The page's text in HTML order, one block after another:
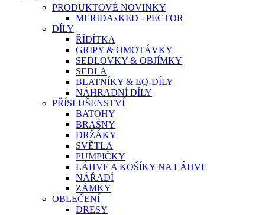
PRODUKTOVÉ NOVINKY
MERIDAxKED - PECTOR
DÍLY
ŘÍDÍTKA
GRIPY & OMOTÁVKY
SEDLOVKY & OBJÍMKY
SEDLA
BLATNÍKY & EQ-DÍLY
NÁHRADNÍ DÍLY
PŘÍSLUŠENSTVÍ
BATOHY
BRAŠNY
DRŽÁKY
SVĚTLA
PUMPIČKY
LÁHVE A KOŠÍKY NA LÁHVE
NÁŘADÍ
ZÁMKY
OBLEČENÍ
DRESY